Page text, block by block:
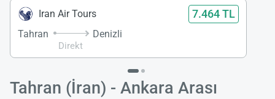
Iran Air Tours 7.464 TL
Tahran
Direkt
Denizli
Tahran (İran) - Ankara Arası